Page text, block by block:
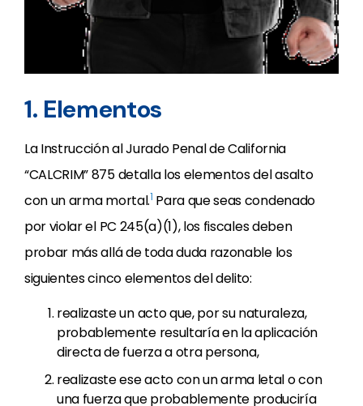
1. Elementos
La Instrucción al Jurado Penal de California
“CALCRIM” 875 detalla los elementos del asalto
con un arma mortal.1 Para que seas condenado
por violar el PC 245(a)(1), los fiscales deben
probar más allá de toda duda razonable los
siguientes cinco elementos del delito:
realizaste un acto que, por su naturaleza,
probablemente resultaría en la aplicación
directa de fuerza a otra persona,
realizaste ese acto con un arma letal o con
una fuerza que probablemente produciría